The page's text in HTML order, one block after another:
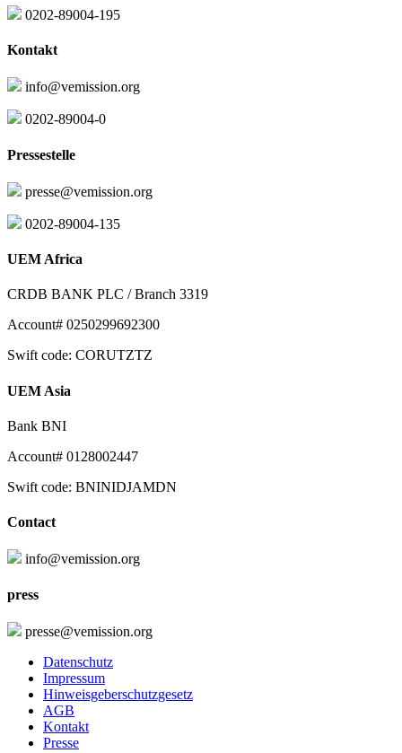
0202-89004-195
Kontakt
info@vemission.org
0202-89004-0
Pressestelle
presse@vemission.org
0202-89004-135
UEM Africa
CRDB BANK PLC / Branch 3319
Account# 0250299692300
Swift code: CORUTZTZ
UEM Asia
Bank BNI
Account# 0128002447
Swift code: BNINIDJAMDN
Contact
info@vemission.org
press
presse@vemission.org
Datenschutz
Impressum
Hinweisgeberschutzgesetz
AGB
Kontakt
Presse